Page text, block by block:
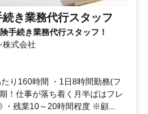
き業務代行スタッフ
手続き業務代行スタッフ！
株式会社
り160時間 ・1日8時間勤務(フ
！仕事が落ち着く月半ばはフレ
・残業10～20時間程度 ※顧...